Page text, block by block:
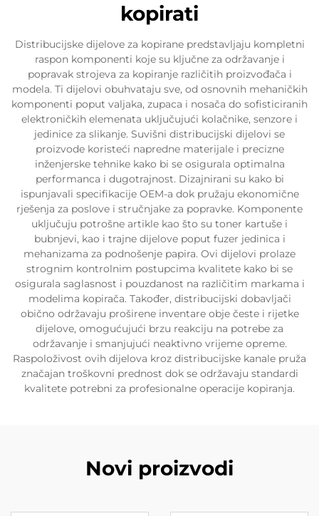
kopirati
Distribucijske dijelove za kopirane predstavljaju kompletni
raspon komponenti koje su ključne za održavanje i
popravak strojeva za kopiranje različitih proizvođača i
modela. Ti dijelovi obuhvataju sve, od osnovnih mehaničkih
komponenti poput valjaka, zupaca i nosača do sofisticiranih
elektroničkih elemenata uključujući kolačnike, senzore i
jedinice za slikanje. Suvišni distribucijski dijelovi se
proizvode koristeći napredne materijale i precizne
inženjerske tehnike kako bi se osigurala optimalna
performanca i dugotrajnost. Dizajnirani su kako bi
ispunjavali specifikacije OEM-a dok pružaju ekonomične
rješenja za poslove i stručnjake za popravke. Komponente
uključuju potrošne artikle kao što su toner kartuše i
bubnjevi, kao i trajne dijelove poput fuzer jedinica i
mehanizama za podnošenje papira. Ovi dijelovi prolaze
strognim kontrolnim postupcima kvalitete kako bi se
osigurala saglasnost i pouzdanost na različitim markama i
modelima kopirača. Također, distribucijski dobavljači
obično održavaju proširene inventare obje česte i rijetke
dijelove, omogućujući brzu reakciju na potrebe za
održavanje i smanjujući neaktivno vrijeme opreme.
Raspoloživost ovih dijelova kroz distribucijske kanale pruža
značajan troškovni prednost dok se održavaju standardi
kvalitete potrebni za profesionalne operacije kopiranja.
Novi proizvodi